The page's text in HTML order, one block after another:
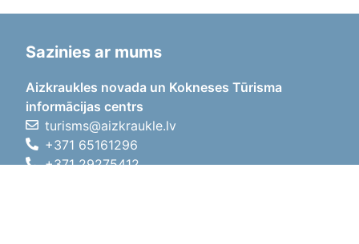
Sazinies ar mums
Aizkraukles novada un Kokneses Tūrisma
informācijas centrs
turisms@aizkraukle.lv
+371 65161296
+371 29275412